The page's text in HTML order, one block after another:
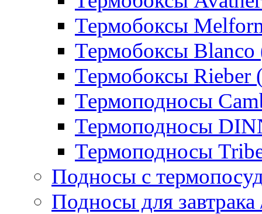
Термобоксы
Термобоксы Blanco
Термобоксы Rieber
Термоподносы
Термоподносы
Термоподносы
Подносы с
Подносы для завтрака